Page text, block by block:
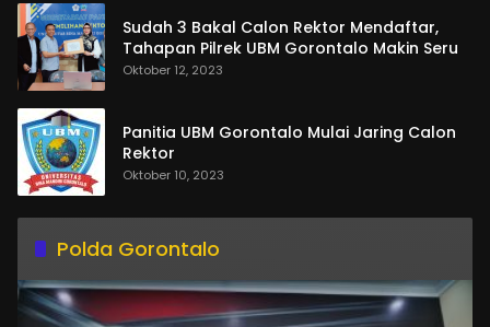
Sudah 3 Bakal Calon Rektor Mendaftar,
Tahapan Pilrek UBM Gorontalo Makin Seru
Oktober 12, 2023
Panitia UBM Gorontalo Mulai Jaring Calon
Rektor
Oktober 10, 2023
Polda Gorontalo